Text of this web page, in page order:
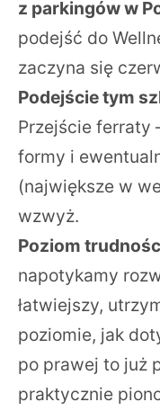
z parkingów w
podejść do
zaczyna się
Podejście tym
Przejście ferraty
formy i
(największe w
wzwyż.
Poziom
napotykamy
łatwiejszy,
poziomie, jak
po prawej to już
praktycznie